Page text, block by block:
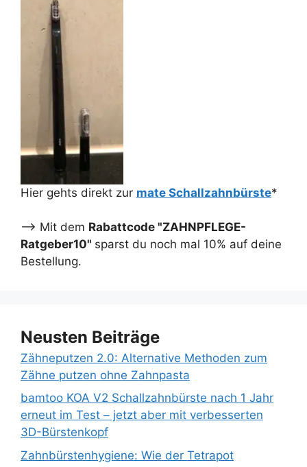
Hier gehts direkt zur mate Schallzahnbürste*
--> Mit dem Rabattcode "ZAHNPFLEGE-
Ratgeber10" sparst du noch mal 10% auf deine
Bestellung.
Neusten Beiträge
Zähneputzen 2.0: Alternative Methoden zum
Zähne putzen ohne Zahnpasta
bamtoo KOA V2 Schallzahnbürste nach 1 Jahr
erneut im Test – jetzt aber mit verbesserten
3D-Bürstenkopf
Zahnbürstenhygiene: Wie der Tetrapot